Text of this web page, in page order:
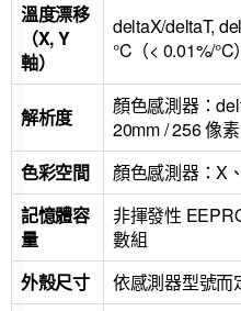
溫度漂移
（X, Y
軸）
deltaX/deltaT,
°C（< 0.01%/°C）
解析度
顏色感測器：
20mm / 256 像素
色彩空間
顏色感測器：X
記憶體容
量
非揮發性
數組
外殼尺寸
依感測器型號而